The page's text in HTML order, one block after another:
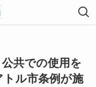
共での使用を
ル市条例が施